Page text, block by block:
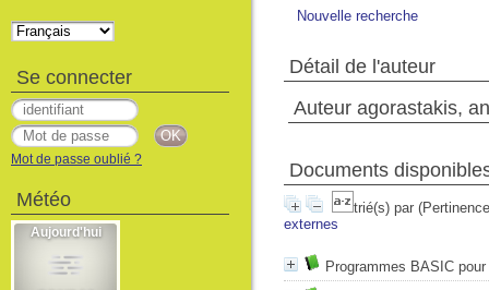
Nouvelle recherche
Détail de l'auteur
Auteur agorastakis,
Documents
trié(s) par
externes
Programmes BASIC
Se connecter
Mot de passe oublié ?
Météo